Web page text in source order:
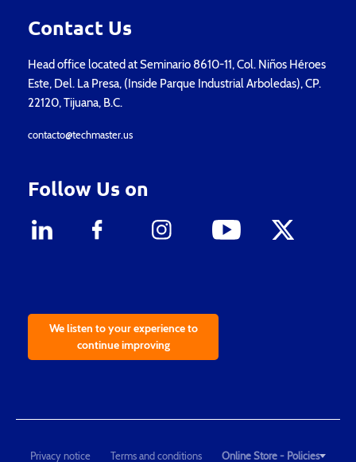
Contact Us
Head office located at Seminario 8610-11, Col. Niños Héroes
Este, Del. La Presa, (Inside Parque Industrial Arboledas), CP.
22120, Tijuana, B.C.
contacto@techmaster.us
Follow Us on
We listen to your experience to
continue improving
Privacy notice Terms and conditions Online Store - Policies